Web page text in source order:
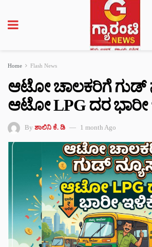
Home Flash News
ಆಟೋ ಚಾಲಕರಿಗೆ ಗುಡ್
ಆಟೋ LPG ದರ ಭಾರೀ
By ಶಾಲಿನಿ ಕೆ. ಡಿ 1 month Ago